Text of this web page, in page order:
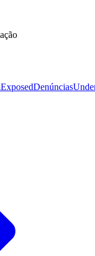
ExposedDenúncias